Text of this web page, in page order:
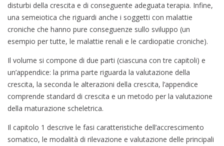
disturbi della crescita e di conseguente adeguata terapia. Infine,
una semeiotica che riguardi anche i soggetti con malattie
croniche che hanno pure conseguenze sullo sviluppo (un
esempio per tutte, le malattie renali e le cardiopatie croniche).
Il volume si compone di due parti (ciascuna con tre capitoli) e
un’appendice: la prima parte riguarda la valutazione della
crescita, la seconda le alterazioni della crescita, l’appendice
comprende standard di crescita e un metodo per la valutazione
della maturazione scheletrica.
Il capitolo 1 descrive le fasi caratteristiche dell’accrescimento
somatico, le modalità di rilevazione e valutazione delle principali